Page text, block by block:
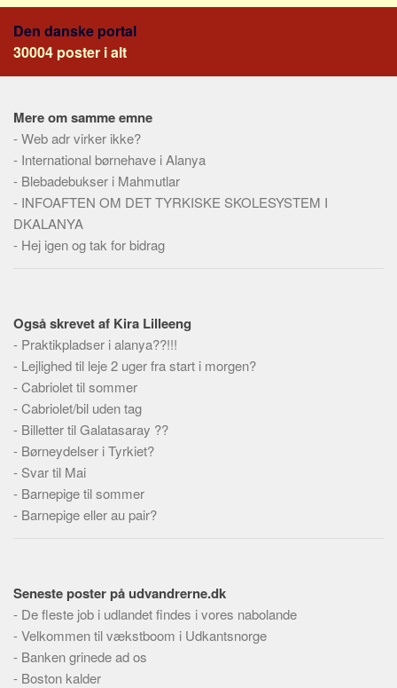
Jura og regler
Skatter og afgifter
Praktisk
Alle
Meta
Dokumenttyper
Emner
Steder
Kilder
Om
Webstedet
Forhistorien
Redigering
Tekstannoncer
Den danske portal
30004 poster i alt
Mere om samme emne
-Web adr virker ikke?
- International børnehave i Alanya
- Blebadebukser i Mahmutlar
- INFOAFTEN OM DET TYRKISKE SKOLESYSTEM I
DKALANYA
- Hej igen og tak for bidrag
Også skrevet af Kira Lilleeng
- Praktikpladser i alanya??!!!
- Lejlighed til leje 2 uger fra start i morgen?
-Cabriolet til sommer
-Cabriolet/bil uden tag
- Billetter til Galatasaray ??
- Børneydelser i Tyrkiet?
- Svar til Mai
- Barnepige til sommer
- Barnepige eller au pair?
Seneste poster på udvandrerne.dk
- De fleste job i udlandet findes i vores nabolande
-Velkommen til vækstboom i Udkantsnorge
- Banken grinede ad os
- Boston kalder